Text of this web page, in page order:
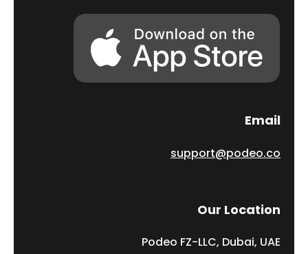
Email
support@podeo.co
Our Location
Podeo FZ-LLC, Dubai, UAE